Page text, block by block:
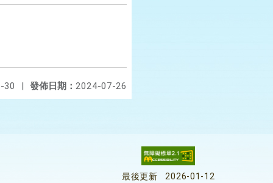
發佈日期： 2024-07-26
30 |
最後更新
2026-01-12